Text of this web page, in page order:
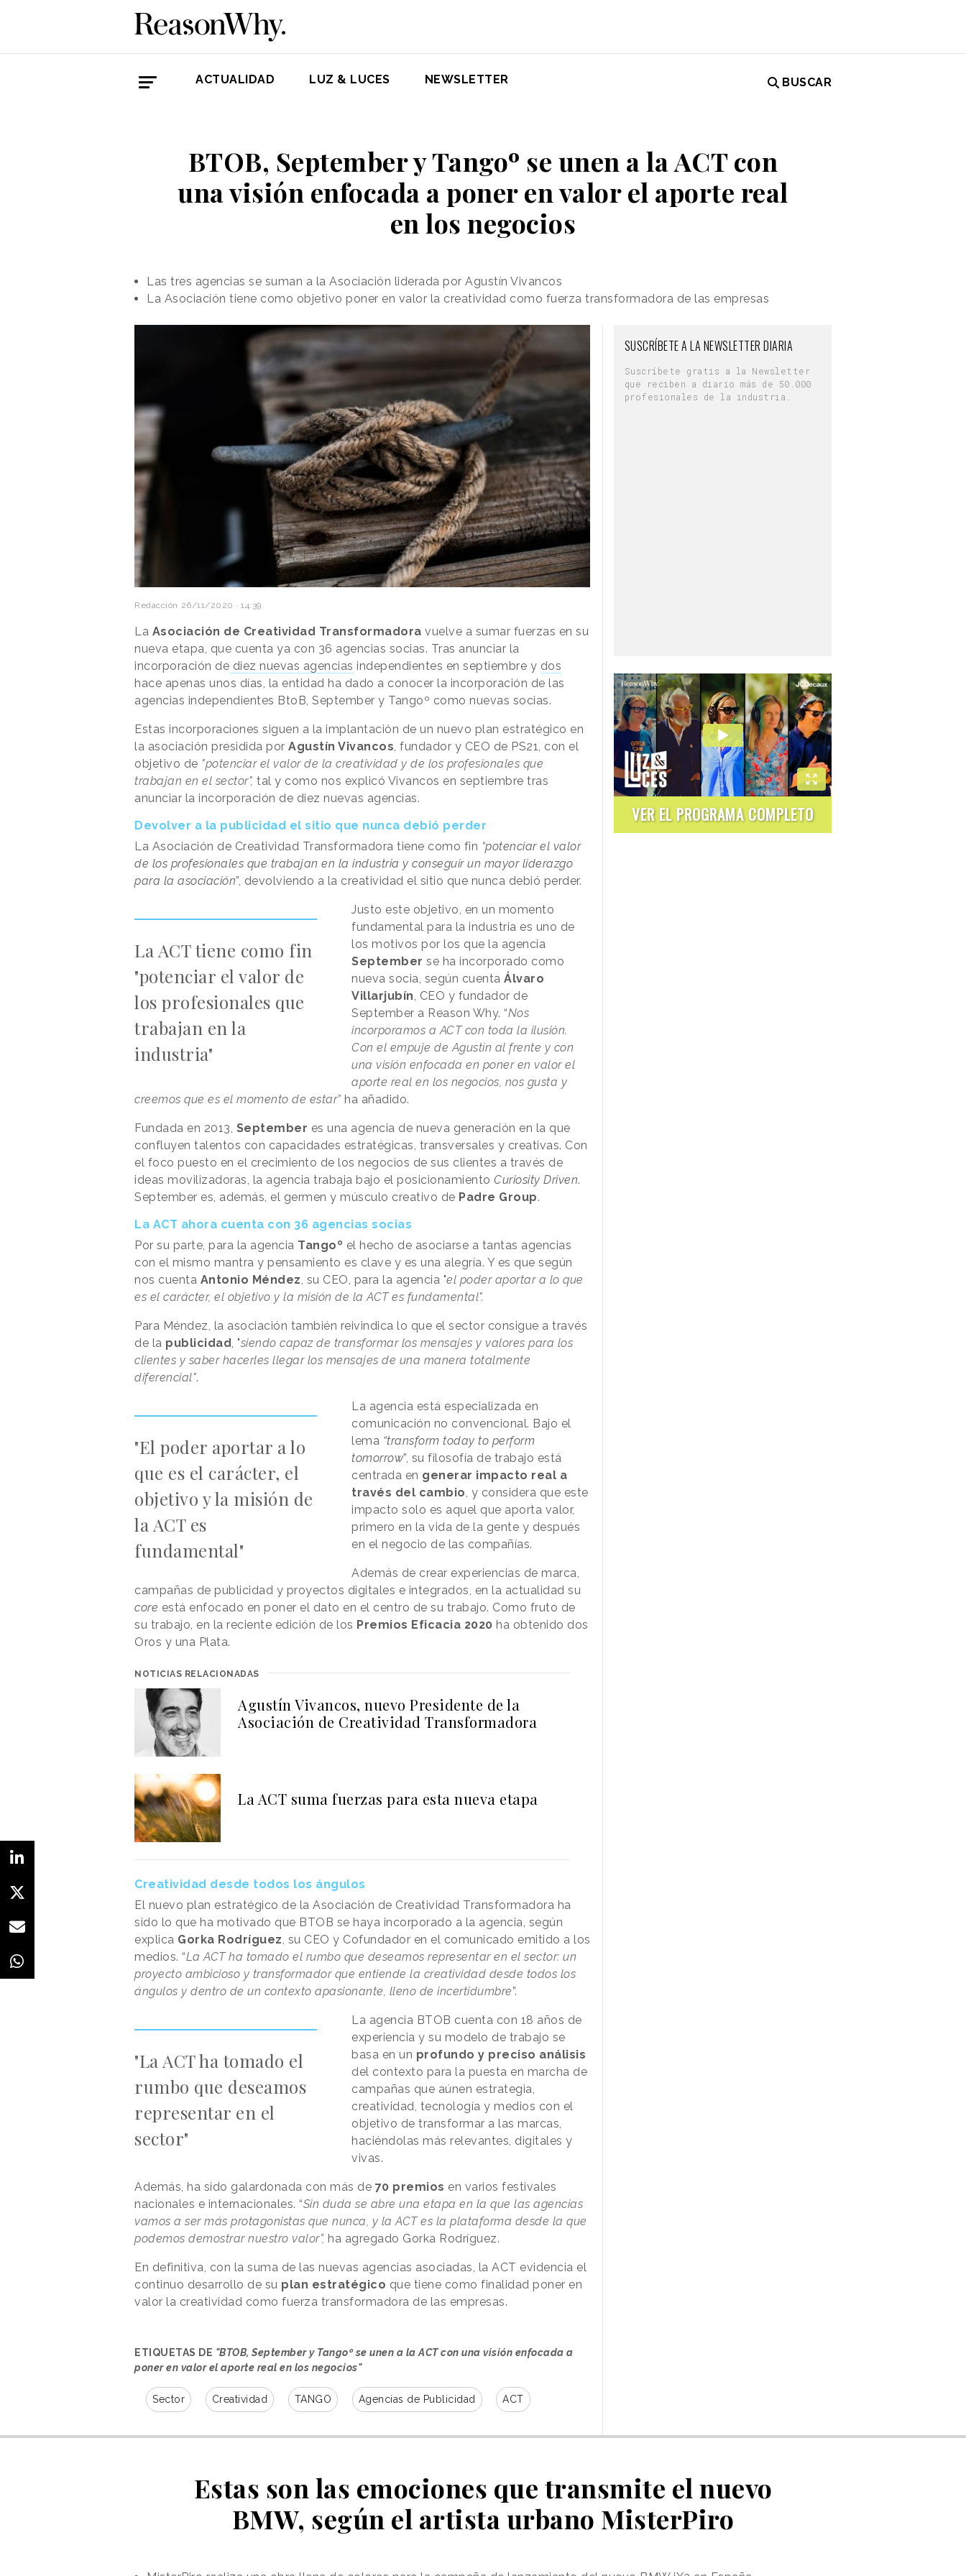
ACTUALIDAD LUZ & LUCES NEWSLETTER BUSCAR
BTOB, September y Tangoº se unen a la ACT con
una visión enfocada a poner en valor el aporte real
en los negocios
Las tres agencias se suman a la Asociación liderada por Agustín Vivancos
La Asociación tiene como objetivo poner en valor la creatividad como fuerza transformadora de las empresas
Redacción 26/11/2020 · 14:39
La Asociación de Creatividad Transformadora vuelve a sumar fuerzas en su
nueva etapa, que cuenta ya con 36 agencias socias. Tras anunciar la
incorporación de diez nuevas agencias independientes en septiembre y dos
hace apenas unos días, la entidad ha dado a conocer la incorporación de las
agencias independientes BtoB, September y Tangoº como nuevas socias.
Estas incorporaciones siguen a la implantación de un nuevo plan estratégico en
la asociación presidida por Agustín Vivancos , fundador y CEO de PS21, con el
objetivo de "potenciar el valor de la creatividad y de los profesionales que
trabajan en el sector", tal y como nos explicó Vivancos en septiembre tras
anunciar la incorporación de diez nuevas agencias.
Devolver a la publicidad el sitio que nunca debió perder
La Asociación de Creatividad Transformadora tiene como fin “potenciar el valor
de los profesionales que trabajan en la industria y conseguir un mayor liderazgo
para la asociación”, devolviendo a la creatividad el sitio que nunca debió perder.
La ACT tiene como fin
"potenciar el valor de
los profesionales que
trabajan en la
industria"
Justo este objetivo, en un momento
fundamental para la industria es uno de
los motivos por los que la agencia
September se ha incorporado como
nueva socia, según cuentaÁlvaro
Villarjubín , CEO y fundador de
September a Reason Why. “Nos
incorporamos a ACT con toda la ilusión.
Con el empuje de Agustín al frente y con
una visión enfocada en poner en valor el
aporte real en los negocios, nos gusta y
creemos que es el momento de estar” ha añadido.
Fundada en 2013, September es una agencia de nueva generación en la que
confluyen talentos con capacidades estratégicas, transversales y creativas. Con
el foco puesto en el crecimiento de los negocios de sus clientes a través de
ideas movilizadoras, la agencia trabaja bajo el posicionamiento Curiosity Driven.
September es, además, el germen y músculo creativo de Padre Group.
La ACT ahora cuenta con 36 agencias socias
Por su parte, para la agencia Tangoº el hecho de asociarse a tantas agencias
con el mismo mantra y pensamiento es clave y es una alegría. Y es que según
nos cuenta Antonio Méndez , su CEO, para la agencia "el poder aportar a lo que
es el carácter, el objetivo y la misión de la ACT es fundamental".
Para Méndez, la asociación también reivindica lo que el sector consigue a través
de la publicidad , "siendo capaz de transformar los mensajes y valores para los
clientes y saber hacerles llegar los mensajes de una manera totalmente
diferencial".
"El poder aportar a lo
que es el carácter, el
objetivo y la misión de
la ACT es
fundamental"
La agencia está especializada en
comunicación no convencional. Bajo el
lema “transform today to perform
tomorrow”, su filosofía de trabajo está
centrada en generar impacto real a
través del cambio , y considera que este
impacto solo es aquel que aporta valor,
primero en la vida de la gente y después
en el negocio de las compañías.
Además de crear experiencias de marca,
campañas de publicidad y proyectos digitales e integrados, en la actualidad su
core está enfocado en poner el dato en el centro de su trabajo. Como fruto de
su trabajo, en la reciente edición de los Premios Eficacia 2020 ha obtenido dos
Oros y una Plata.
NOTICIAS RELACIONADAS
Agustín Vivancos, nuevo Presidente de la
Asociación de Creatividad Transformadora
La ACT suma fuerzas para esta nueva etapa
Creatividad desde todos los ángulos
El nuevo plan estratégico de la Asociación de Creatividad Transformadora ha
sido lo que ha motivado que BTOB se haya incorporado a la agencia, según
explica Gorka Rodríguez , su CEO y Cofundador en el comunicado emitido a los
medios. “La ACT ha tomado el rumbo que deseamos representar en el sector: un
proyecto ambicioso y transformador que entiende la creatividad desde todos los
ángulos y dentro de un contexto apasionante, lleno de incertidumbre”.
"La ACT ha tomado el
rumbo que deseamos
representar en el
sector"
La agencia BTOB cuenta con 18 años de
experiencia y su modelo de trabajo se
basa en un profundo y preciso análisis
del contexto para la puesta en marcha de
campañas que aúnen estrategia,
creatividad, tecnología y medios con el
objetivo de transformar a las marcas,
haciéndolas más relevantes, digitales y
vivas.
Además, ha sido galardonada con más de 70 premios en varios festivales
nacionales e internacionales. “Sin duda se abre una etapa en la que las agencias
vamos a ser más protagonistas que nunca, y la ACT es la plataforma desde la que
podemos demostrar nuestro valor”, ha agregado Gorka Rodríguez.
En definitiva, con la suma de las nuevas agencias asociadas, la ACT evidencia el
continuo desarrollo de su plan estratégico que tiene como finalidad poner en
valor la creatividad como fuerza transformadora de las empresas.
ETIQUETAS DE "BTOB, September y Tangoº se unen a la ACT con una visión enfocada a
poner en valor el aporte real en los negocios"
Sector Creatividad TANGO Agencias de Publicidad ACT
SUSCRÍBETE A LA NEWSLETTER DIARIA
Suscríbete gratis a la Newsletter
que reciben a diario más de 50.000
profesionales de la industria.
VER EL PROGRAMA COMPLETO
Estas son las emociones que transmite el nuevo
BMW, según el artista urbano MisterPiro